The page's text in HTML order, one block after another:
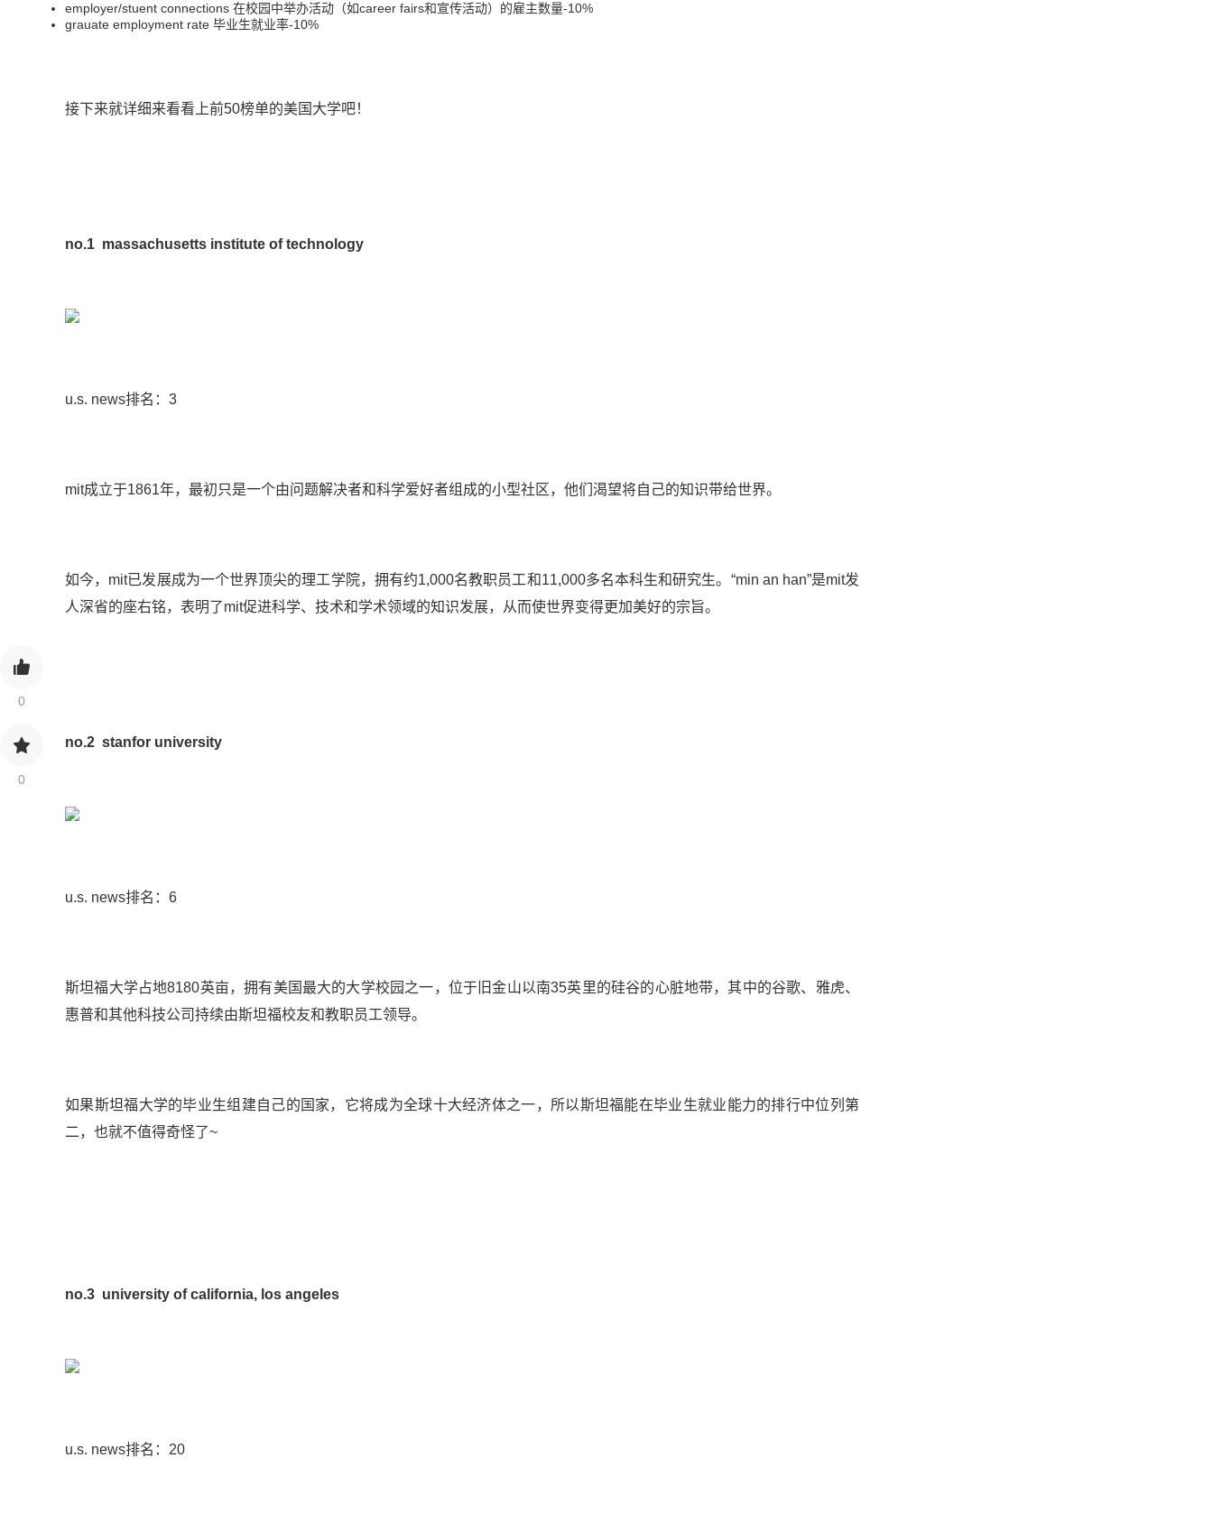
0
0
employer/stuent connections 在校园中举办活动（如career fairs和宣传活动）的雇主数量-10%
grauate employment rate 毕业生就业率-10%
接下来就详细来看看上前50榜单的美国大学吧！
no.1 massachusetts institute of technology
u.s. news排名：3
mit成立于1861年，最初只是一个由问题解决者和科学爱好者组成的小型社区，他们渴望将自己的知识带给世界。
如今，mit已发展成为一个世界顶尖的理工学院，拥有约1,000名教职员工和11,000多名本科生和研究生。“min an han”是mit发
人深省的座右铭，表明了mit促进科学、技术和学术领域的知识发展，从而使世界变得更加美好的宗旨。
no.2 stanfor university
u.s. news排名：6
斯坦福大学占地8180英亩，拥有美国最大的大学校园之一，位于旧金山以南35英里的硅谷的心脏地带，其中的谷歌、雅虎、
惠普和其他科技公司持续由斯坦福校友和教职员工领导。
如果斯坦福大学的毕业生组建自己的国家，它将成为全球十大经济体之一，所以斯坦福能在毕业生就业能力的排行中位列第
二，也就不值得奇怪了~
no.3 university of california, los angeles
u.s. news排名：20